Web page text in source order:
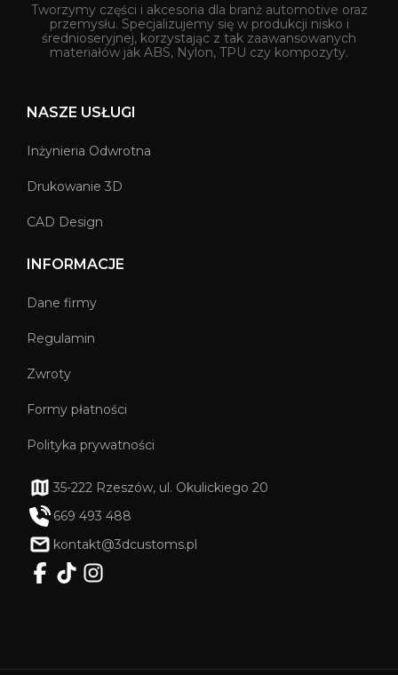
Tworzymy części i akcesoria dla branż automotive oraz
przemysłu. Specjalizujemy się w produkcji nisko i
średnioseryjnej, korzystając z tak zaawansowanych
materiałów jak ABS, Nylon, TPU czy kompozyty.
NASZE USŁUGI
Inżynieria Odwrotna
Drukowanie 3D
CAD Design
INFORMACJE
Dane firmy
Regulamin
Zwroty
Formy płatności
Polityka prywatności
35-222 Rzeszów, ul. Okulickiego 20
669 493 488
kontakt@3dcustoms.pl